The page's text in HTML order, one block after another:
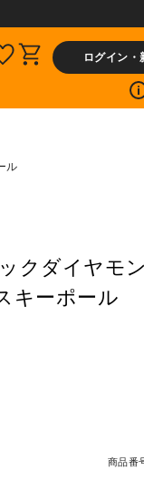
【
ログイン・
ル
クダイヤモ
キーポール
商品番